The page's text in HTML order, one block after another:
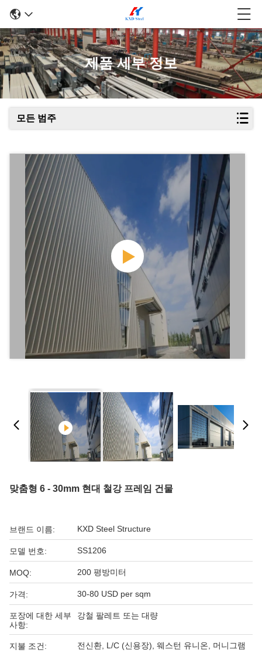
제품 세부 정보
모든 범주
맞춤형 6 - 30mm 현대 철강 프레임 건물
브랜드 이름: KXD Steel Structure
모델 번호: SS1206
MOQ: 200 평방미터
가격: 30-80 USD per sqm
포장에 대한 세부
사항:
강철 팔레트 또는 대량
지불 조건: 전신환, L/C (신용장), 웨스턴 유니온, 머니그램